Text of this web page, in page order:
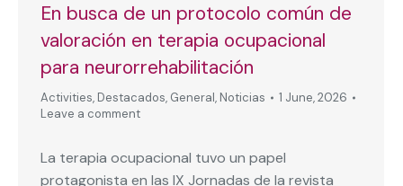
En busca de un protocolo común de
valoración en terapia ocupacional
para neurorrehabilitación
Activities, Destacados, General, Noticias
1 June, 2026
Leave a comment
La terapia ocupacional tuvo un papel
protagonista en las IX Jornadas de la revista